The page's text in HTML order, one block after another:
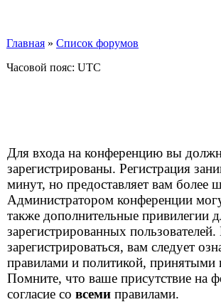
Главная » Список форумов
Часовой пояс: UTC
Для входа на конференцию вы
зарегистрированы. Регистрация
минут, но предоставляет вам более
Администратором конференции
также дополнительные привилегии
зарегистрированных
зарегистрироваться, вам следует
правилами и политикой, принятыми
Помните, что ваше присутствие на
согласие со всеми правилами.